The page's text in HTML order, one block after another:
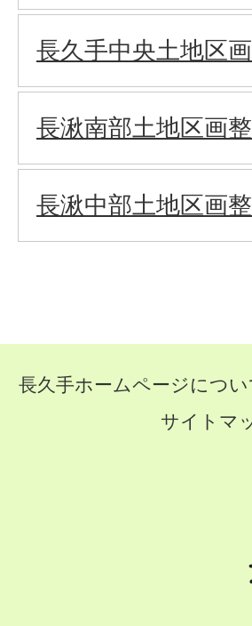
長久手中央土地区
長湫南部土地区画
長湫中部土地区画
長久手ホームページについ
サイトマ